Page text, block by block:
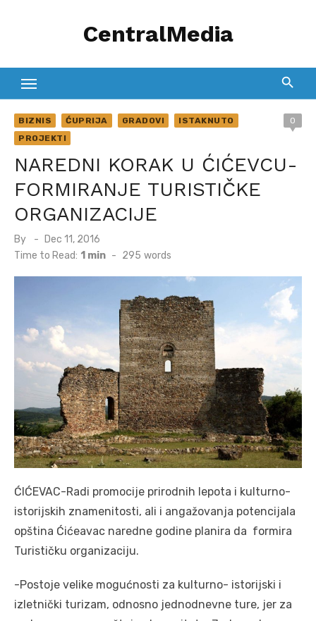
CentralMedia
BIZNIS ĆUPRIJA GRADOVI
ISTAKNUTO
PROJEKTI
0
NAREDNI KORAK U ĆIĆEVCU-
FORMIRANJE TURISTIČKE
ORGANIZACIJE
By
Posted
on
Dec 11, 2016
Time to Read: 1 min - 295 words
ĆIĆEVAC-Radi promocije prirodnih lepota i kulturno-
istorijskih znamenitosti, ali i angažovanja potencijala
opština Ćićeavac naredne godine planira da formira
Turističku organizaciju.
-Postoje velike mogućnosti za kulturno- istorijski i
izletnički turizam, odnosno jednodnevne ture, jer za